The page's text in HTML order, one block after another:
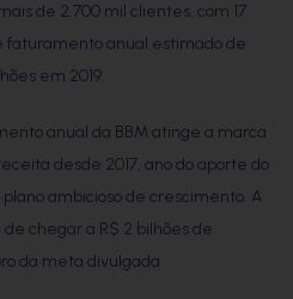
de 2.700 mil clientes, com 17
faturamento anual estimado de
em 2019.
anual da BBM atinge a marca
desde 2017, ano do aporte do
ambicioso de crescimento. A
chegar a R$ 2 bilhões de
da meta divulgada